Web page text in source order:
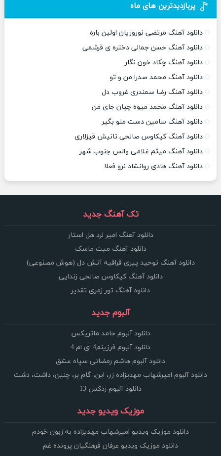
پربازدیدترین های ماه
دانلود آهنگ مرتضی نوروزیان اولین باره
دانلود آهنگ حسن جمالی دختره ی قرشمی
دانلود آهنگ چکاد خون نگار
دانلود آهنگ محمد صدرا من و تو
دانلود آهنگ رضا سمندری غروب دل
دانلود آهنگ محمد میوه چیان جای من
دانلود آهنگ سامین دست منو بگیر
دانلود آهنگ کیکاوس صالحی تانیش قیزلاری
دانلود آهنگ میثم غلامی والس جنوب شهر
دانلود آهنگ هادی روانشاد نرو فعلا
تک آهنگ جدید
دانلود آهنگ امیر لرد هل استار
دانلود آهنگ میث ماسک
دانلود آهنگ توحید پیری قراقیه آتش دل (هوش مصنوعی)
دانلود آهنگ کیکاوس صالحی زندایی
دانلود آهنگ تور زمری تقدیر
آلبوم جدید
دانلود آلبوم حامد ماتریکس
دانلود آلبوم فرزینم4 ای ام 4
دانلود آلبوم هاشم رمضانی سپاه عشق
دانلود آلبوم امیرشهاب مهدیزاده زر، این، گام بر، چنین، داشت، دشت
دانلود آلبوم زدکس 13
موزیک ویدیو جدید
دانلود موزیک ویدیو امیرشهاب مهدیزاده به زبون خودم
دانلود موزیک ویدیو عرفان فرهنگیان پرونده غم